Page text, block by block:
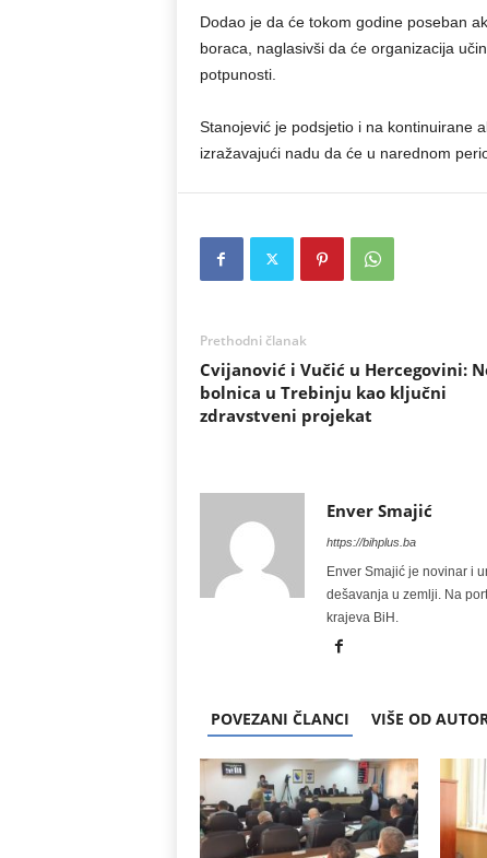
Dodao je da će tokom godine poseban
boraca, naglasivši da će organizacija
potpunosti.
Stanojević je podsjetio i na kontinuirane
izražavajući nadu da će u narednom
Prethodni članak
Cvijanović i Vučić u Hercegovini:
bolnica u Trebinju kao ključni
zdravstveni projekat
Enver Smajić
https://bihplus.ba
Enver Smajić je novinar i
dešavanja u zemlji. Na
krajeva BiH.
POVEZANI ČLANCI VIŠE OD